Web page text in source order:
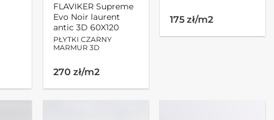
FLAVIKER Supreme
Evo Noir laurent
antic 3D 60X120
PŁYTKI CZARNY
MARMUR 3D
270 zł/m2
175 zł/m2